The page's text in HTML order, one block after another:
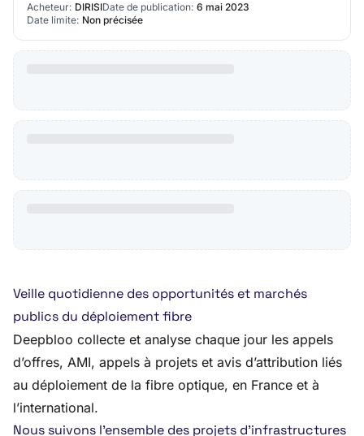
Acheteur: DIRISIDate de publication: 6 mai 2023
Date limite: Non précisée
Veille quotidienne des opportunités et marchés
publics du déploiement fibre
Deepbloo collecte et analyse chaque jour les appels
d’offres, AMI, appels à projets et avis d’attribution liés
au déploiement de la fibre optique, en France et à
l’international.
Nous suivons l’ensemble des projets d’infrastructures